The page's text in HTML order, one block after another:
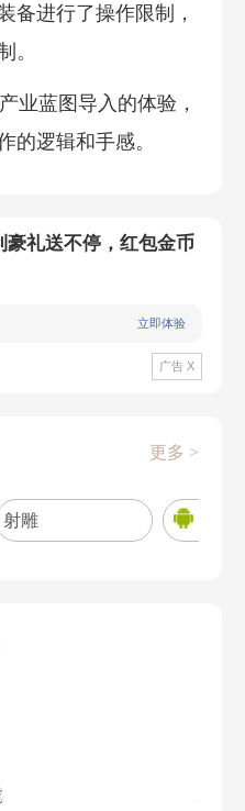
备进行了操作限制，
。
业蓝图导入的体验，
的逻辑和手感。
豪礼送不停，红包金币
立即体验
广告 X
更多 >
射雕